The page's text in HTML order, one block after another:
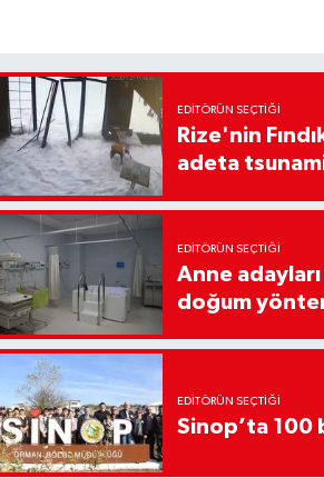
EDITÖRÜN SEÇTIĞI
Rize'nin
adeta
EDITÖRÜN SEÇTIĞI
Anne
doğum
EDITÖRÜN SEÇTIĞI
Sinop’ta 100